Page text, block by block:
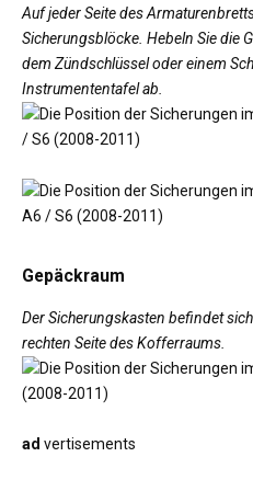
Auf jeder Seite des
Sicherungsblöcke. Hebeln Sie die
dem Zündschlüssel oder einem
Instrumententafel ab.
Gepäckraum
Der Sicherungskasten befindet
rechten Seite des Kofferraums.
ad vertisements